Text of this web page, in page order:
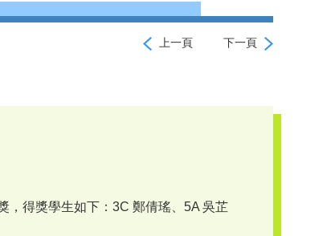
上一頁 下一頁
，得獎學生如下：3C 鄭倩瑤、5A 吳芷